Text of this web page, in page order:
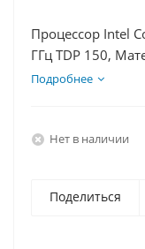
Процессор Intel
ГГц TDP 150,
Видеокарта GTX
Подробнее
Нет в наличии
Поделиться